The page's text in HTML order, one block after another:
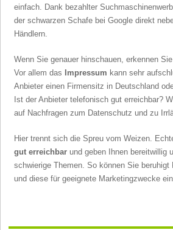
einfach. Dank bezahlter
der schwarzen Schafe bei Google direkt
Händlern.
Wenn Sie genauer hinschauen, erkennen
Vor allem das Impressum kann sehr
Anbieter einen Firmensitz in Deutschland
Ist der Anbieter telefonisch gut erreichbar?
auf Nachfragen zum Datenschutz und zu
Hier trennt sich die Spreu vom Weizen.
gut erreichbar und geben Ihnen bereitwillig
schwierige Themen. So können Sie beruhigt
und diese für geeignete Marketingzwecke